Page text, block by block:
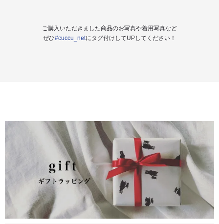
ご購入いただきました商品のお写真や着用写真など
ぜひ#cuccu_netにタグ付けしてUPしてください！